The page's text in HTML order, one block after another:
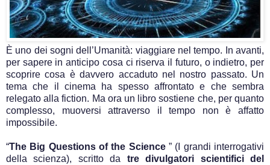
È uno dei sogni dell’Umanità: viaggiare nel tempo. In avanti,
per sapere in anticipo cosa ci riserva il futuro, o indietro, per
scoprire cosa è davvero accaduto nel nostro passato. Un
tema che il cinema ha spesso affrontato e che sembra
relegato alla fiction. Ma ora un libro sostiene che, per quanto
complesso, muoversi attraverso il tempo non è affatto
impossibile.
“The Big Questions of the Science ” (I grandi interrogativi
della scienza), scritto da tre divulgatori scientifici del